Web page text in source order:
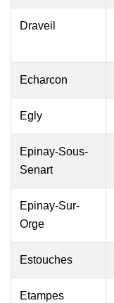
Draveil
Echarcon
Egly
Epinay-Sous-
Senart
Epinay-Sur-
Orge
Estouches
Etampes